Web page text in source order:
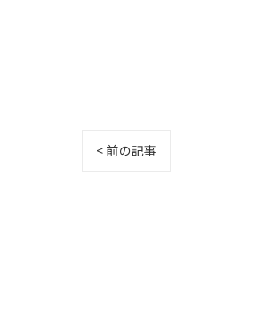
< 前の記事